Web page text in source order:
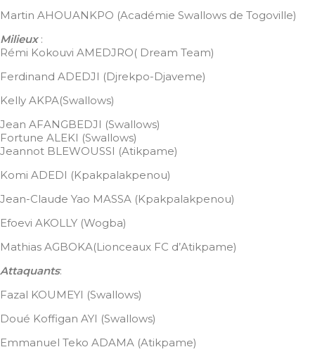
Martin AHOUANKPO (Académie Swallows de Togoville)
Milieux:
Rémi Kokouvi AMEDJRO( Dream Team)
Ferdinand ADEDJI (Djrekpo-Djaveme)
Kelly AKPA(Swallows)
Jean AFANGBEDJI (Swallows)
Fortune ALEKI (Swallows)
Jeannot BLEWOUSSI (Atikpame)
Komi ADEDI (Kpakpalakpenou)
Jean-Claude Yao MASSA (Kpakpalakpenou)
Efoevi AKOLLY (Wogba)
Mathias AGBOKA(Lionceaux FC d’Atikpame)
Attaquants:
Fazal KOUMEYI (Swallows)
Doué Koffigan AYI (Swallows)
Emmanuel Teko ADAMA (Atikpame)